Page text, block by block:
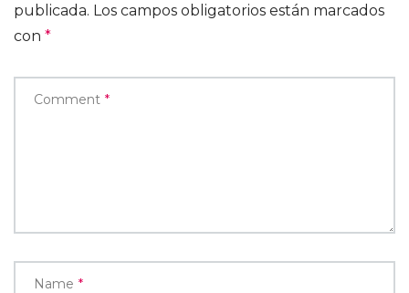
publicada. Los campos obligatorios están marcados
con *
Comment *
Name *